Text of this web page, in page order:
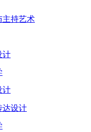
主持艺术
计
计
达设计